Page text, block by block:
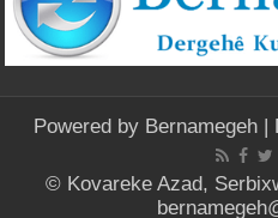
Powered by Bernamegeh|
© Kovareke Azad,